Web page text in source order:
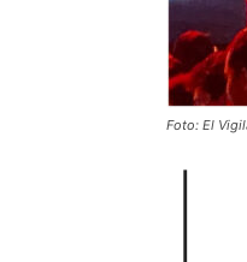
Foto: El
L